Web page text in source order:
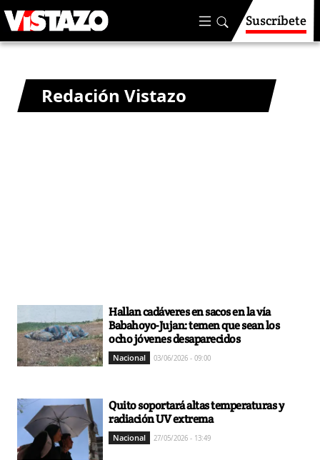
Suscríbete
Redación Vistazo
Hallan cadáveres en sacos en la vía
Babahoyo-Jujan: temen que sean los
ocho jóvenes desaparecidos
Nacional 03/06/2026 - 09:00
Quito soportará altas temperaturas y
radiación UV extrema
Nacional 27/05/2026 - 13:49